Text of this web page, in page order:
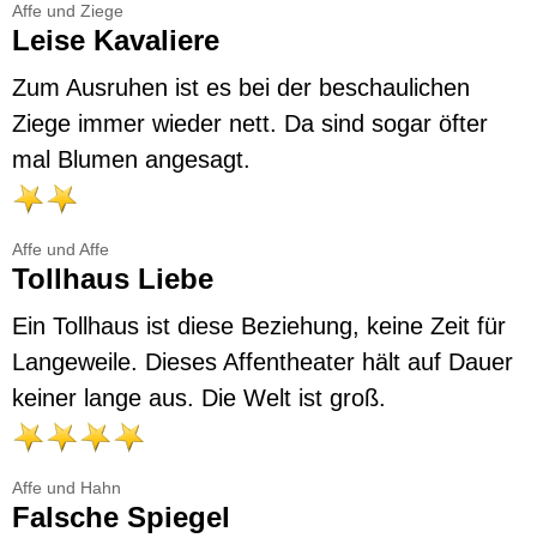
Affe und Ziege
Leise Kavaliere
Zum Ausruhen ist es bei der beschaulichen
Ziege immer wieder nett. Da sind sogar öfter
mal Blumen angesagt.
Affe und Affe
Tollhaus Liebe
Ein Tollhaus ist diese Beziehung, keine Zeit für
Langeweile. Dieses Affentheater hält auf Dauer
keiner lange aus. Die Welt ist groß.
Affe und Hahn
Falsche Spiegel